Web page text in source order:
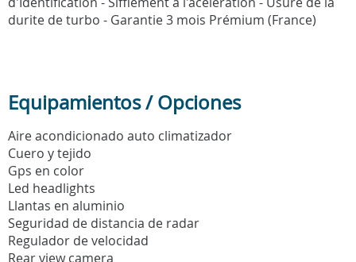
durite de turbo - Garantie 3 mois Prémium (France)
Equipamientos / Opciones
Aire acondicionado auto climatizador
Cuero y tejido
Gps en color
Led headlights
Llantas en aluminio
Seguridad de distancia de radar
Regulador de velocidad
Rear view camera